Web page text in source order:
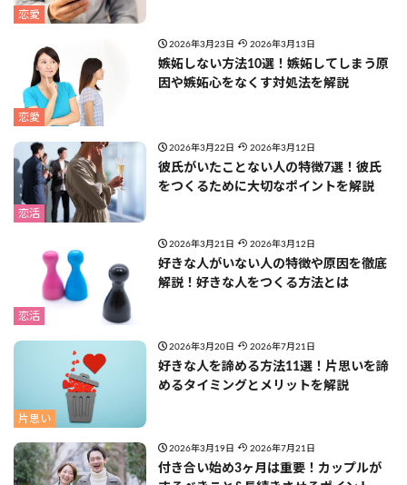
恋愛
恋愛
2026年3月23日 2026年3月13日
嫉妬しない方法10選！嫉妬してしまう原
因や嫉妬心をなくす対処法を解説
恋活
2026年3月22日 2026年3月12日
彼氏がいたことない人の特徴7選！彼氏
をつくるために大切なポイントを解説
恋活
2026年3月21日 2026年3月12日
好きな人がいない人の特徴や原因を徹底
解説！好きな人をつくる方法とは
片思い
2026年3月20日 2026年7月21日
好きな人を諦める方法11選！片思いを諦
めるタイミングとメリットを解説
2026年3月19日 2026年7月21日
付き合い始め3ヶ月は重要！カップルが